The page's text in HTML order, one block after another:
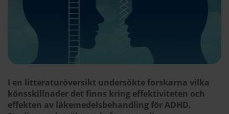
I en litteraturöversikt undersökte forskarna vilka
könsskillnader det finns kring effektiviteten och
effekten av läkemedelsbehandling för ADHD.